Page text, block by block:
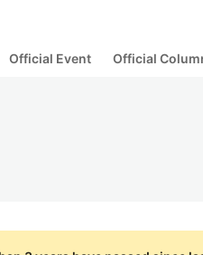
Official Event Official